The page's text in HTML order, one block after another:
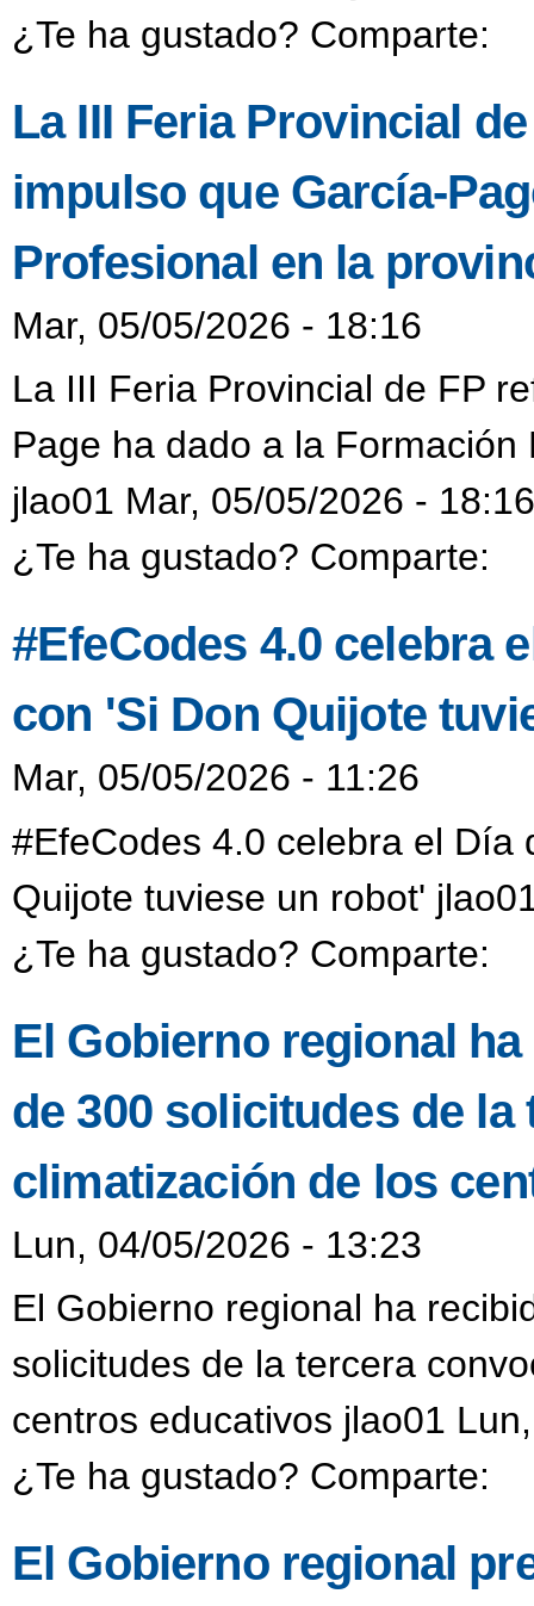
¿Te ha gustado? Comparte:
La III Feria Provincial
impulso que García-
Profesional en la
Mar, 05/05/2026 - 18:16
La III Feria Provincial de FP
Page ha dado a la
jlao01 Mar, 05/05/2026 - 18:16
¿Te ha gustado? Comparte:
#EfeCodes 4.0 celebra
con 'Si Don Quijote
Mar, 05/05/2026 - 11:26
#EfeCodes 4.0 celebra el Día
Quijote tuviese un robot'
¿Te ha gustado? Comparte:
El Gobierno regional
de 300 solicitudes de
climatización de los
Lun, 04/05/2026 - 13:23
El Gobierno regional ha
solicitudes de la tercera
centros educativos jlao01
¿Te ha gustado? Comparte:
El Gobierno regional